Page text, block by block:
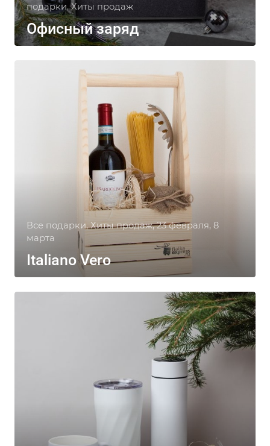
подарки, Хиты продаж
Офисный заряд
Все подарки, Хиты продаж, 23 февраля, 8
марта
Italiano Vero